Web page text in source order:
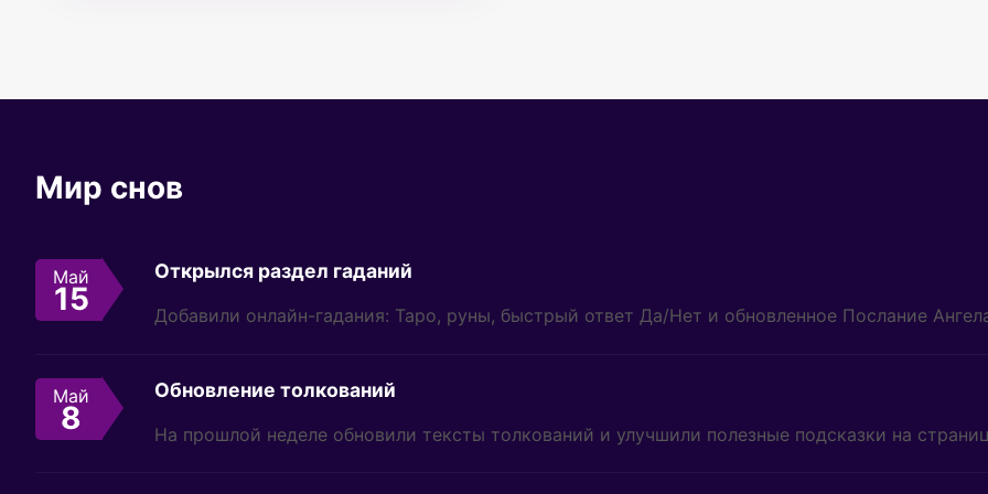
Мир снов
Май
15
Открылся раздел гаданий
Добавили онлайн-гадания: Таро, руны, быстрый ответ Да/Нет и обновленное Послание
Май
8
Обновление толкований
На прошлой неделе обновили тексты толкований и улучшили полезные подсказки на